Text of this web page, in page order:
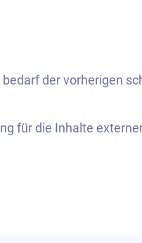
der vorherigen
für die Inhalte